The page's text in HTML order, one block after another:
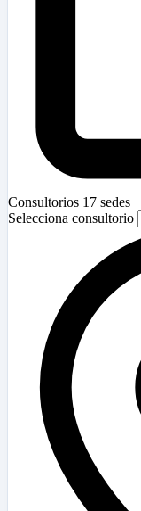
Consultorios 17 sedes
Selecciona consultorio